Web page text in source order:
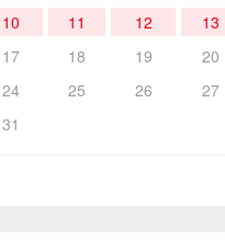
10 11 12 13
17 18 19 20
24 25 26 27
31